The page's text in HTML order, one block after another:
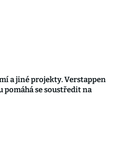
a jiné projekty. Verstappen
pomáhá se soustředit na